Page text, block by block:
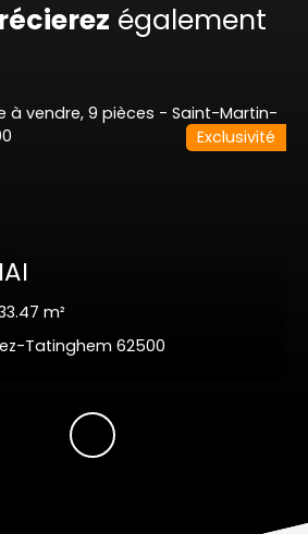
également
m²
Tatinghem 62500
Exclusivité